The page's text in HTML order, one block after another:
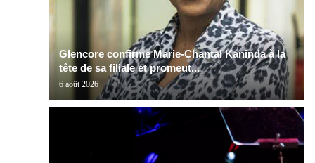
Glencore confirme Marie-Chantal Kaninda à la
tête de sa filiale et promeut...
6 août 2026